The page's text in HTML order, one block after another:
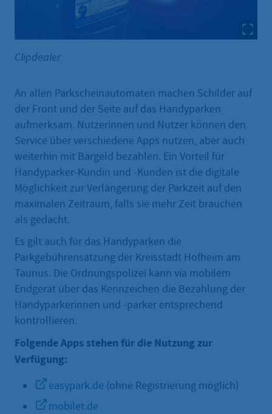
Clipdealer
An allen Parkscheinautomaten machen Schilder auf
der Front und der Seite auf das Handyparken
aufmerksam. Nutzerinnen und Nutzer können den
Service über verschiedene Apps nutzen, aber auch
weiterhin mit Bargeld bezahlen. Ein Vorteil für
Handyparker-Kundin und -Kunden ist die digitale
Möglichkeit zur Verlängerung der Parkzeit auf den
maximalen Zeitraum, falls sie mehr Zeit brauchen
als gedacht.
Es gilt auch für das Handyparken die
Parkgebührensatzung der Kreisstadt Hofheim am
Taunus. Die Ordnungspolizei kann via mobilem
Endgerät über das Kennzeichen die Bezahlung der
Handyparkerinnen und -parker entsprechend
kontrollieren.
Folgende Apps stehen für die Nutzung zur
Verfügung:
easypark.de (ohne Registrierung möglich)
mobilet.de